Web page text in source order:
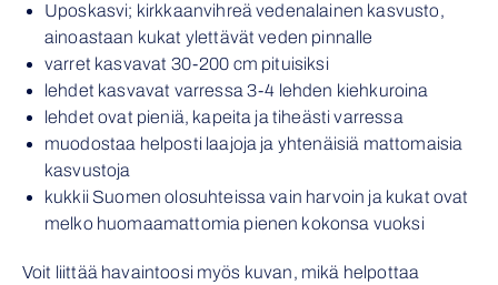
Uposkasvi; kirkkaanvihreä vedenalainen kasvusto,
ainoastaan kukat ylettävät veden pinnalle
varret kasvavat 30-200 cm pituisiksi
lehdet kasvavat varressa 3-4 lehden kiehkuroina
lehdet ovat pieniä, kapeita ja tiheästi varressa
muodostaa helposti laajoja ja yhtenäisiä mattomaisia
kasvustoja
kukkii Suomen olosuhteissa vain harvoin ja kukat ovat
melko huomaamattomia pienen kokonsa vuoksi
Voit liittää havaintoosi myös kuvan, mikä helpottaa